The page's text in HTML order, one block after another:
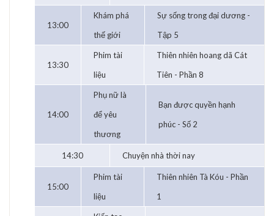
13:00
Khám phá
thế giới
Sự sống trong đại dương -
Tập 5
13:30
Phim tài
liệu
Thiên nhiên hoang dã Cát
Tiên - Phần 8
14:00
Phụ nữ là
để yêu
thương
Bạn được quyền hạnh
phúc - Số 2
14:30 Chuyện nhà thời nay
15:00
Phim tài
liệu
Thiên nhiên Tà Kóu - Phần
1